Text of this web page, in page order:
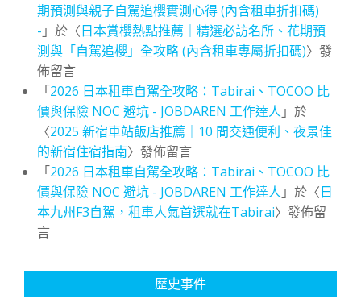
期預測與親子自駕追櫻實測心得 (內含租車折扣碼)
- 」於〈日本賞櫻熱點推薦｜精選必訪名所、花期預
測與「自駕追櫻」全攻略 (內含租車專屬折扣碼)〉發
佈留言
「2026 日本租車自駕全攻略：Tabirai、TOCOO 比
價與保險 NOC 避坑 - JOBDAREN 工作達人 」於
〈2025 新宿車站飯店推薦｜10 間交通便利、夜景佳
的新宿住宿指南〉發佈留言
「2026 日本租車自駕全攻略：Tabirai、TOCOO 比
價與保險 NOC 避坑 - JOBDAREN 工作達人 」於〈日
本九州F3自駕，租車人氣首選就在Tabirai〉發佈留
言
歷史事件